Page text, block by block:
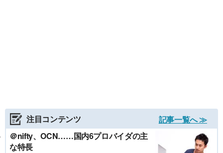
注目コンテンツ
記事一覧へ ≫
＠nifty、OCN……国内6プロバイダの主
な特長